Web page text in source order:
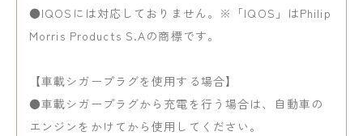
●IQOSには対応しておりません。※「IQOS」はPhilip
Morris Products S.Aの商標です。
【車載シガープラグを使用する場合】
●車載シガープラグから充電を行う場合は、自動車の
エンジンをかけてから使用してください。